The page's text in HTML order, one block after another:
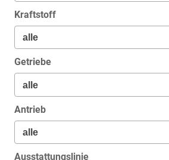
Kraftstoff
Getriebe
Antrieb
Ausstattungslinie